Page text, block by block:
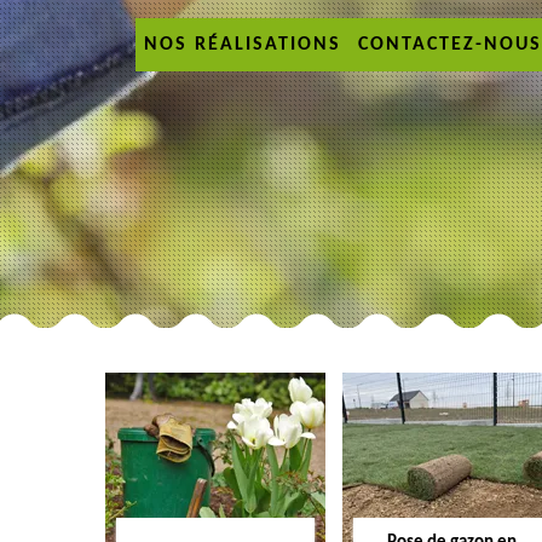
NOS RÉALISATIONS CONTACTEZ-